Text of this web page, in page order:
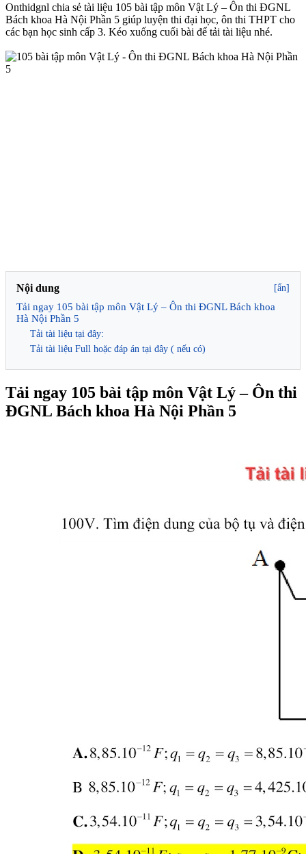
Onthidgnl chia sẻ tài liệu 105 bài tập môn Vật Lý – Ôn thi ĐGNL
Bách khoa Hà Nội Phần 5 giúp luyện thi đại học, ôn thi THPT cho
các bạn học sinh cấp 3. Kéo xuống cuối bài để tải tài liệu nhé.
Nội dung [ẩn]
Tải ngay 105 bài tập môn Vật Lý – Ôn thi ĐGNL Bách khoa
Hà Nội Phần 5
Tải tài liệu tại đây:
Tải tài liệu Full hoặc đáp án tại đây ( nếu có)
Tải ngay 105 bài tập môn Vật Lý – Ôn thi
ĐGNL Bách khoa Hà Nội Phần 5